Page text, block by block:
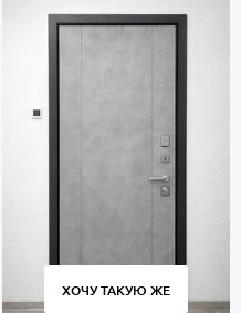
ХОЧУ ТАКУЮ ЖЕ